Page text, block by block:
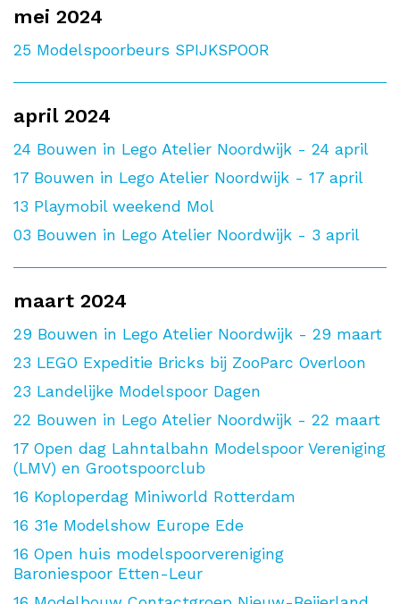
mei 2024
25 Modelspoorbeurs SPIJKSPOOR
april 2024
24 Bouwen in Lego Atelier Noordwijk - 24 april
17 Bouwen in Lego Atelier Noordwijk - 17 april
13 Playmobil weekend Mol
03 Bouwen in Lego Atelier Noordwijk - 3 april
maart 2024
29 Bouwen in Lego Atelier Noordwijk - 29 maart
23 LEGO Expeditie Bricks bij ZooParc Overloon
23 Landelijke Modelspoor Dagen
22 Bouwen in Lego Atelier Noordwijk - 22 maart
17 Open dag Lahntalbahn Modelspoor Vereniging
(LMV) en Grootspoorclub
16 Koploperdag Miniworld Rotterdam
16 31e Modelshow Europe Ede
16 Open huis modelspoorvereniging
Baroniespoor Etten-Leur